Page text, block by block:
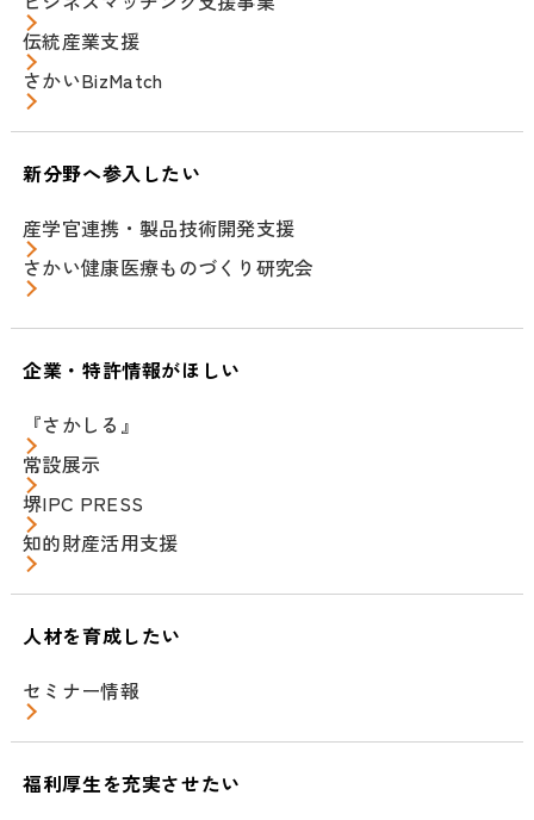
伝統産業支援
さかいBizMatch
新分野へ参入したい
産学官連携・製品技術開発支援
さかい健康医療ものづくり研究会
企業・特許情報がほしい
『さかしる』
常設展示
堺IPC PRESS
知的財産活用支援
人材を育成したい
セミナー情報
福利厚生を充実させたい